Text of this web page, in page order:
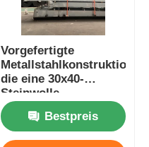
Vorgefertigte
Metallstahlkonstruktion,
die eine 30x40-
Steinwolle-
Sandwichplattenwand
errichtetBestpreis